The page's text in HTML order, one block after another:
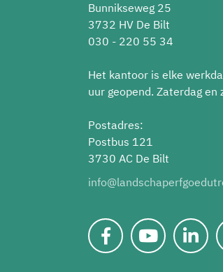
Bunnikseweg 25
3732 HV De Bilt
030 - 220 55 34
Het kantoor is elke
uur geopend. Zaterdag en
Postadres:
Postbus 121
3730 AC De Bilt